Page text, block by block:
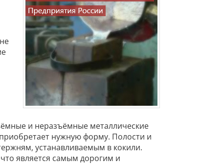
и неразъёмные металлические
нужную форму. Полости и
устанавливаемым в кокили.
является самым дорогим и